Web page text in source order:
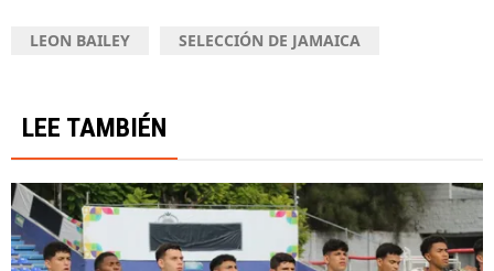
LEON BAILEY SELECCIÓN DE JAMAICA
LEE TAMBIÉN